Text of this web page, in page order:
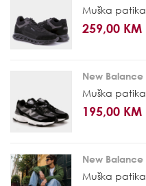
Muška patika
259,00 KM
New Balance
Muška patika
195,00 KM
New Balance
Muška patika